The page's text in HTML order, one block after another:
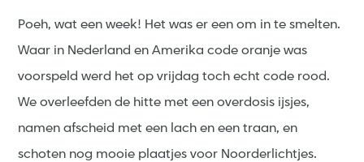
Poeh, wat een week! Het was er een om in te smelten.
Waar in Nederland en Amerika code oranje was
voorspeld werd het op vrijdag toch echt code rood.
We overleefden de hitte met een overdosis ijsjes,
namen afscheid met een lach en een traan, en
schoten nog mooie plaatjes voor Noorderlichtjes.